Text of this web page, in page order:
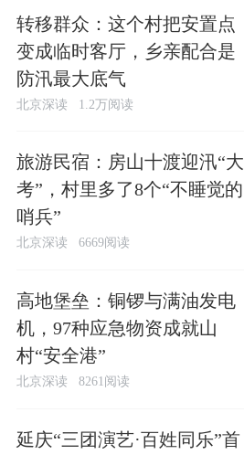
转移群众：这个村把安置点
变成临时客厅，乡亲配合是
防汛最大底气
北京深读 1.2万阅读
旅游民宿：房山十渡迎汛“大
考”，村里多了8个“不睡觉的
哨兵”
北京深读 6669阅读
高地堡垒：铜锣与满油发电
机，97种应急物资成就山
村“安全港”
北京深读 8261阅读
延庆“三团演艺·百姓同乐”首